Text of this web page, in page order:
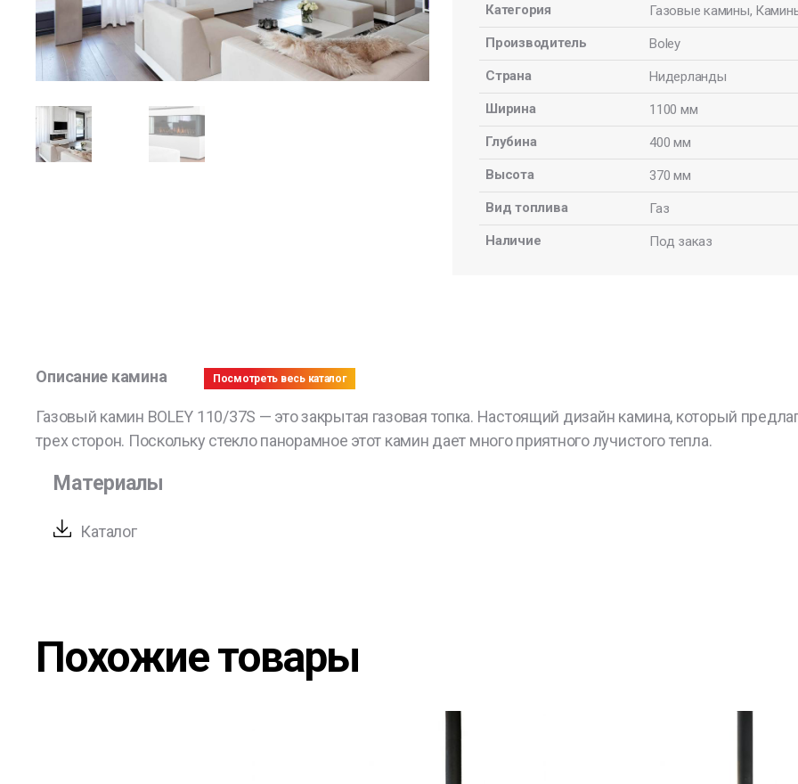
Категория Газовые камины,
Производитель
Boley
Страна
Нидерланды
Ширина
1100 мм
Глубина
400 мм
Высота
370 мм
Вид топлива
Газ
Наличие
Под заказ
Описание камина Посмотреть весь каталог
Газовый камин BOLEY 110/37S — это закрытая газовая топка. Настоящий дизайн камина, который
трех сторон. Поскольку стекло панорамное этот камин дает много приятного лучистого тепла.
Материалы
Каталог
Похожие товары